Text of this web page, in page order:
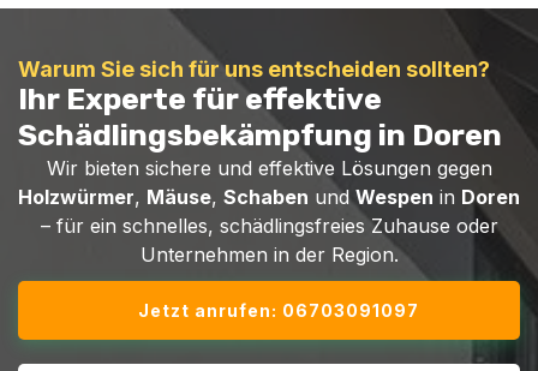
Warum Sie sich für uns entscheiden sollten?
Ihr Experte für effektive
Schädlingsbekämpfung in Doren
Wir bieten sichere und effektive Lösungen gegen
Holzwürmer, Mäuse, Schaben undWespen in Doren
– für ein schnelles, schädlingsfreies Zuhause oder
Unternehmen in der Region.
Jetzt anrufen: 06703091097